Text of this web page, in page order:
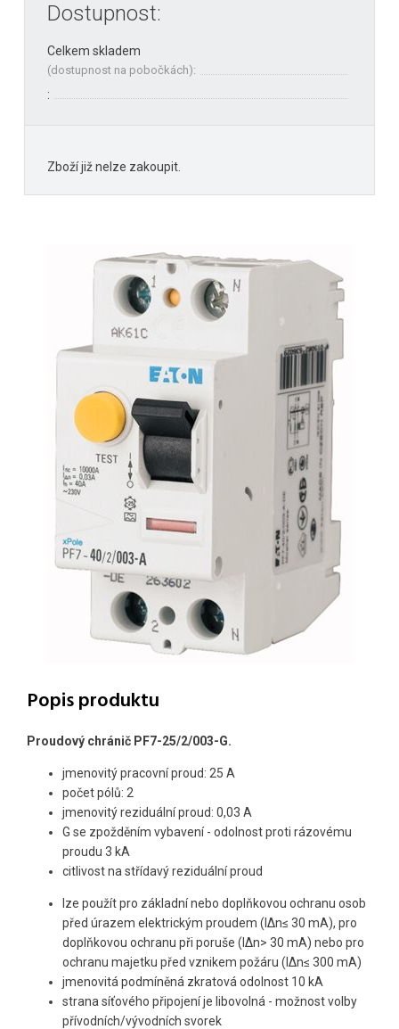
Dostupnost:
Celkem skladem
(dostupnost na pobočkách):
:
Zboží již nelze zakoupit.
Popis produktu
Proudový chránič PF7-25/2/003-G.
jmenovitý pracovní proud: 25 A
počet pólů: 2
jmenovitý reziduální proud: 0,03 A
G se zpožděním vybavení - odolnost proti rázovému
proudu 3 kA
citlivost na střídavý reziduální proud
lze použít pro základní nebo doplňkovou ochranu osob
před úrazem elektrickým proudem (I∆n≤ 30 mA), pro
doplňkovou ochranu při poruše (I∆n> 30 mA) nebo pro
ochranu majetku před vznikem požáru (I∆n≤ 300 mA)
jmenovitá podmíněná zkratová odolnost 10 kA
strana síťového připojení je libovolná - možnost volby
přívodních/vývodních svorek